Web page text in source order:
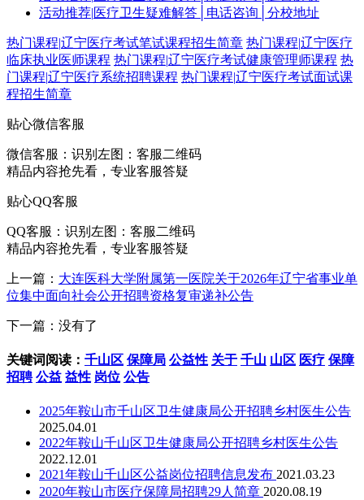
活动推荐|医疗卫生疑难解答│电话咨询│分校地址
热门课程|辽宁医疗考试笔试课程招生简章 热门课程|辽宁医疗
临床执业医师课程 热门课程|辽宁医疗考试健康管理师课程 热
门课程|辽宁医疗系统招聘课程 热门课程|辽宁医疗考试面试课
程招生简章
贴心微信客服
微信客服： 识别左图：客服二维码
精品内容抢先看，专业客服答疑
贴心QQ客服
QQ客服： 识别左图：客服二维码
精品内容抢先看，专业客服答疑
上一篇： 大连医科大学附属第一医院关于2026年辽宁省事业单
位集中面向社会公开招聘资格复审递补公告
下一篇：没有了
关键词阅读： 千山区 保障局 公益性 关于 千山 山区 医疗 保障
招聘 公益 益性 岗位 公告
2025年鞍山市千山区卫生健康局公开招聘乡村医生公告
2025.04.01
2022年鞍山千山区卫生健康局公开招聘乡村医生公告
2022.12.01
2021年鞍山千山区公益岗位招聘信息发布 2021.03.23
2020年鞍山市医疗保障局招聘29人简章 2020.08.19